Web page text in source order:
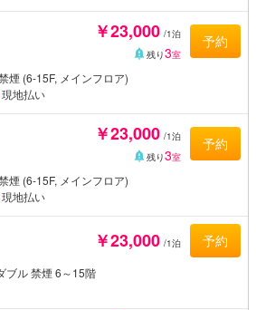
￥23,000 /1泊
残り3室
予約
煙 (6-15F, メインフロア)
現地払い
￥23,000 /1泊
残り3室
予約
煙 (6-15F, メインフロア)
現地払い
￥23,000 /1泊 予約
ブル 禁煙 6～15階